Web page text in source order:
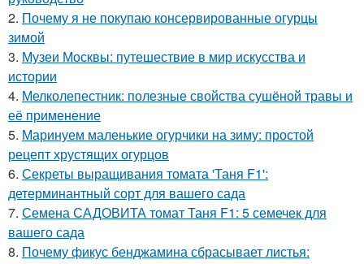
2. Почему я не покупаю консервированные огурцы
зимой
3. Музеи Москвы: путешествие в мир искусства и
истории
4. Мелколепестник: полезные свойства сушёной травы и
её применение
5. Маринуем маленькие огурчики на зиму: простой
рецепт хрустящих огурцов
6. Секреты выращивания томата 'Таня F1':
детерминантный сорт для вашего сада
7. Семена САДОВИТА томат Таня F1: 5 семечек для
вашего сада
8. Почему фикус бенджамина сбрасывает листья: